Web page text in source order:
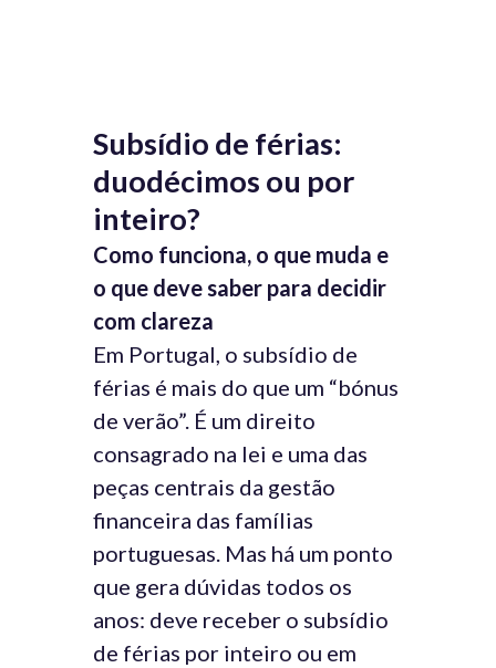
Subsídio de férias:
duodécimos ou por
inteiro?
Como funciona, o que muda e
o que deve saber para decidir
com clareza
Em Portugal, o subsídio de
férias é mais do que um “bónus
de verão”. É um direito
consagrado na lei e uma das
peças centrais da gestão
financeira das famílias
portuguesas. Mas há um ponto
que gera dúvidas todos os
anos: deve receber o subsídio
de férias por inteiro ou em